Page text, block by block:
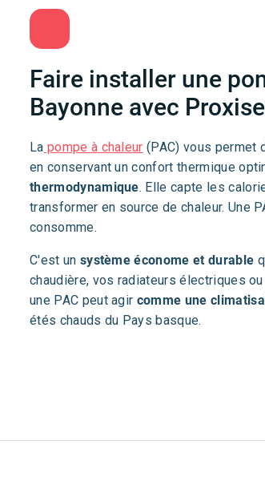
Faire installer une
Bayonne avec
La pompe à chaleur (PAC) vous permet
en conservant un confort thermique
thermodynamique. Elle capte les
transformer en source de chaleur. Une
consomme.
C'est un système économe et durable
chaudière, vos radiateurs électriques
une PAC peut agir comme une
étés chauds du Pays basque.